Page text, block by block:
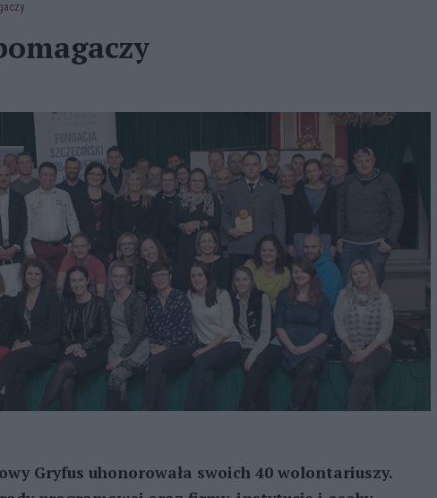
Gryfus uhonorowała swoich 40 wolontariuszy.